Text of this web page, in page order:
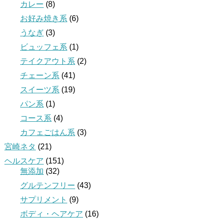
カレー (8)
お好み焼き系 (6)
うなぎ (3)
ビュッフェ系 (1)
テイクアウト系 (2)
チェーン系 (41)
スイーツ系 (19)
パン系 (1)
コース系 (4)
カフェごはん系 (3)
宮崎ネタ (21)
ヘルスケア (151)
無添加 (32)
グルテンフリー (43)
サプリメント (9)
ボディ・ヘアケア (16)